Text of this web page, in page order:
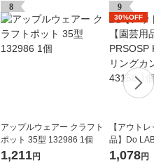
8
アップルウェアー クラフト
ポット 35型 132986 1個
1,211円
9
30%OFF
【アウトレッ
品】Do LABO
NI ウォータリ
1,078円